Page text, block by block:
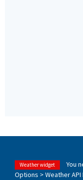
Weather widget
You
Options > Weather